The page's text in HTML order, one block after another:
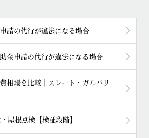
請の代行が違法になる場合
助金申請の代行が違法になる場合
相場を比較｜スレート・ガルバリ
屋根点検【検証段階】